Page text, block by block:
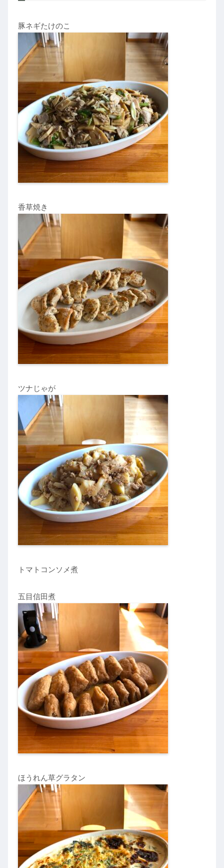
豚ネギたけのこ
香草焼き
ツナじゃが
トマトコンソメ煮
五目信田煮
ほうれん草グラタン